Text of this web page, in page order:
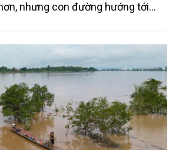
nhưng con đường hướng tới
tạp.